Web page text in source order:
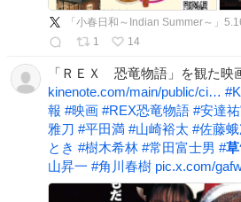
1
14
「ＲＥＸ 恐竜物語」を観た映
kinenote.com/main/public/ci… #
報 #映画 #REX恐竜物語 #安達
雅刀 #平田満 #山崎裕太 #佐藤
とき #樹木希林 #常田富士男 #
山昇一 #角川春樹 pic.x.com/